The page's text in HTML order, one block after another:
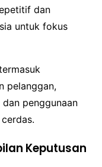
dan
untuk fokus
pelanggan,
penggunaan
Keputusan